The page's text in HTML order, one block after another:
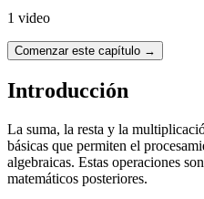
1 video
Comenzar este capítulo →
Introducción
La suma, la resta y la
básicas que permiten el
algebraicas. Estas operaciones
matemáticos posteriores.